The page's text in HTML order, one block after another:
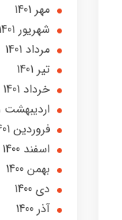
مهر 1401
شهریور 1401
مرداد 1401
تير 1401
خرداد 1401
ارديبهشت 1401
فروردین 1401
اسفند 1400
بهمن 1400
دی 1400
آذر 1400